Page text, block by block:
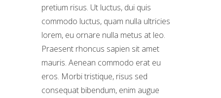
pretium risus. Ut luctus, dui quis
commodo luctus, quam nulla ultricies
lorem, eu ornare nulla metus at leo.
Praesent rhoncus sapien sit amet
mauris. Aenean commodo erat eu
eros. Morbi tristique, risus sed
consequat bibendum, enim augue